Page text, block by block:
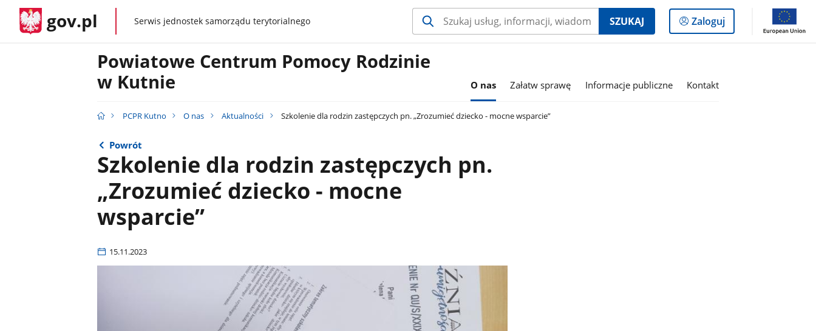
gov.pl gov.plSerwis jednostek samorządu terytorialnego SZUKAJ
Logowanie
do
Zaloguj
Powiatowe Centrum Pomocy Rodzinie
w Kutnie
O nas Załatw sprawę Informacje publiczne Kontakt
PCPR Kutno O nas Aktualności Szkolenie dla rodzin zastępczych pn. „Zrozumieć dziecko - mocne wsparcie”
Powrót
Szkolenie dla rodzin zastępczych pn.
„Zrozumieć dziecko - mocne
wsparcie”
15.11.2023